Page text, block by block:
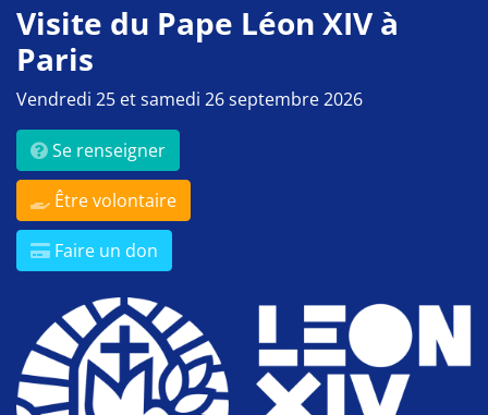
Visite du Pape Léon XIV à
Paris
Vendredi 25 et samedi 26 septembre 2026
Se renseigner
Être volontaire
Faire un don